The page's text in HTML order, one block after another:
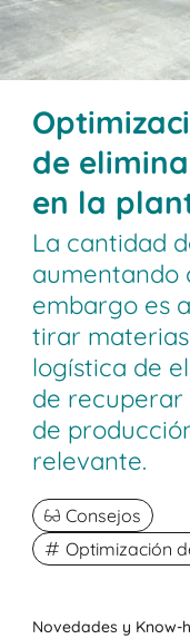
de
en la
La cantidad
aumentando
embargo es
tirar
logística de
de recuperar
de
relevante.
Consejos
Optimización
Novedades y Know-